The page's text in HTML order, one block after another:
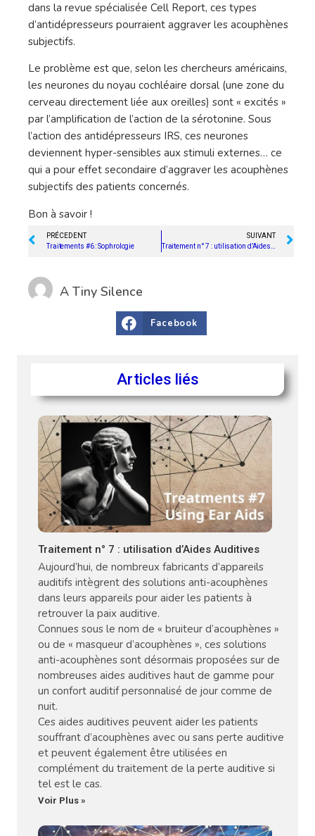
dans la revue spécialisée Cell Report, ces types
d’antidépresseurs pourraient aggraver les acouphènes
subjectifs.
Le problème est que, selon les chercheurs américains,
les neurones du noyau cochléaire dorsal (une zone du
cerveau directement liée aux oreilles) sont « excités »
par l’amplification de l’action de la sérotonine. Sous
l’action des antidépresseurs IRS, ces neurones
deviennent hyper-sensibles aux stimuli externes… ce
qui a pour effet secondaire d’aggraver les acouphènes
subjectifs des patients concernés.
Bon à savoir !
PRÉCEDENT
Traitements #6 : Sophrologie
SUIVANT
Traitement n° 7 : utilisation d’Aides Auditives
A Tiny Silence
Facebook
Articles liés
Traitement n° 7 : utilisation d’Aides Auditives
Aujourd’hui, de nombreux fabricants d’appareils
auditifs intègrent des solutions anti-acouphènes
dans leurs appareils pour aider les patients à
retrouver la paix auditive.
Connues sous le nom de « bruiteur d’acouphènes »
ou de « masqueur d’acouphènes », ces solutions
anti-acouphènes sont désormais proposées sur de
nombreuses aides auditives haut de gamme pour
un confort auditif personnalisé de jour comme de
nuit.
Ces aides auditives peuvent aider les patients
souffrant d’acouphènes avec ou sans perte auditive
et peuvent également être utilisées en
complément du traitement de la perte auditive si
tel est le cas.
Voir Plus »